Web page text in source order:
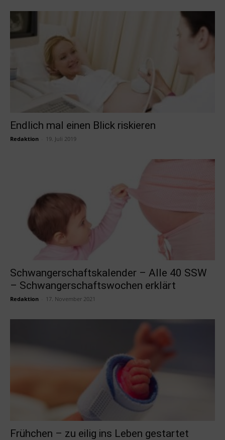
Endlich mal einen Blick riskieren
Redaktion 19. Juli 2019
Schwangerschaftskalender – Alle 40 SSW
– Schwangerschaftswochen erklärt
Redaktion 17. November 2021
Frühchen – zu eilig ins Leben gestartet